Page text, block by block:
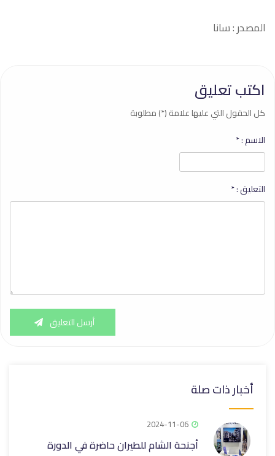
المصدر : سانا
اكتب تعليق
كل الحقول التي عليها علامة (*) مطلوبة
الاسم :*
التعليق :*
أرسل التعليق
أخبار ذات صلة
2024-11-06
أجنحة الشام للطيران حاضرة في الدورة